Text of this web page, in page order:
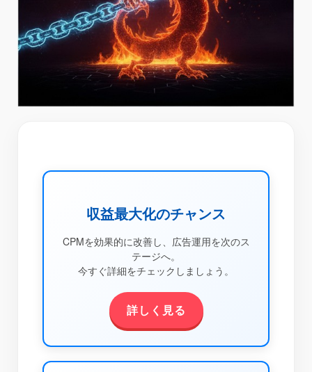
収益最大化のチャンス
CPMを効果的に改善し、広告運用を次のス
テージへ。
今すぐ詳細をチェックしましょう。
詳しく見る